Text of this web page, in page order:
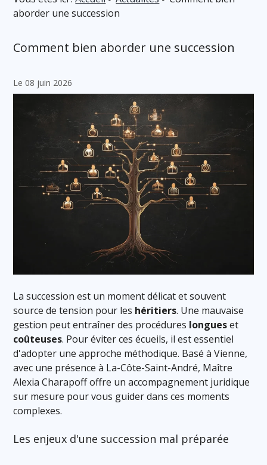
aborder une succession
Comment bien aborder une succession
Le 08 juin 2026
La succession est un moment délicat et souvent
source de tension pour les héritiers. Une mauvaise
gestion peut entraîner des procédures longueset
coûteuses. Pour éviter ces écueils, il est essentiel
d'adopter une approche méthodique. Basé à Vienne,
avec une présence à La-Côte-Saint-André, Maître
Alexia Charapoff offre un accompagnement juridique
sur mesure pour vous guider dans ces moments
complexes.
Les enjeux d'une succession mal préparée